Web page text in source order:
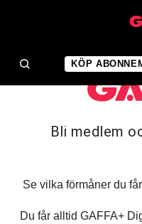
KÖP
Bli medlem
Se vilka förmåner du
Du får alltid GAFFA+